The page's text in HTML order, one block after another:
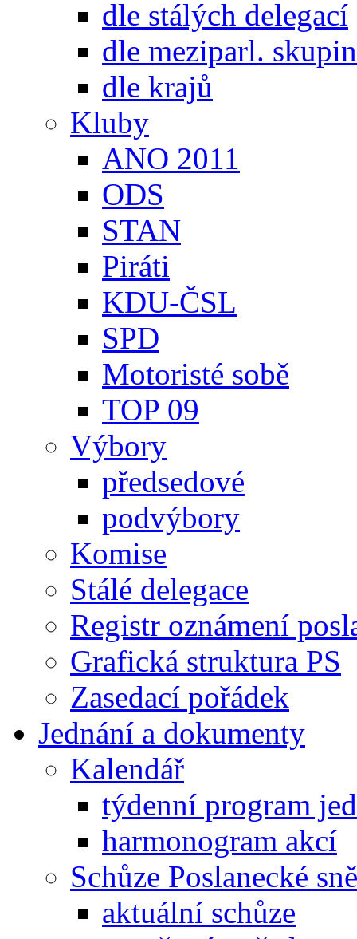
dle stálých delegací
dle meziparl. skupin
dle krajů
Kluby
ANO 2011
ODS
STAN
Piráti
KDU-ČSL
SPD
Motoristé sobě
TOP 09
Výbory
předsedové
podvýbory
Komise
Stálé delegace
Registr oznámení
Grafická struktura PS
Zasedací pořádek
Jednání a dokumenty
Kalendář
týdenní program
harmonogram akcí
Schůze Poslanecké
aktuální schůze